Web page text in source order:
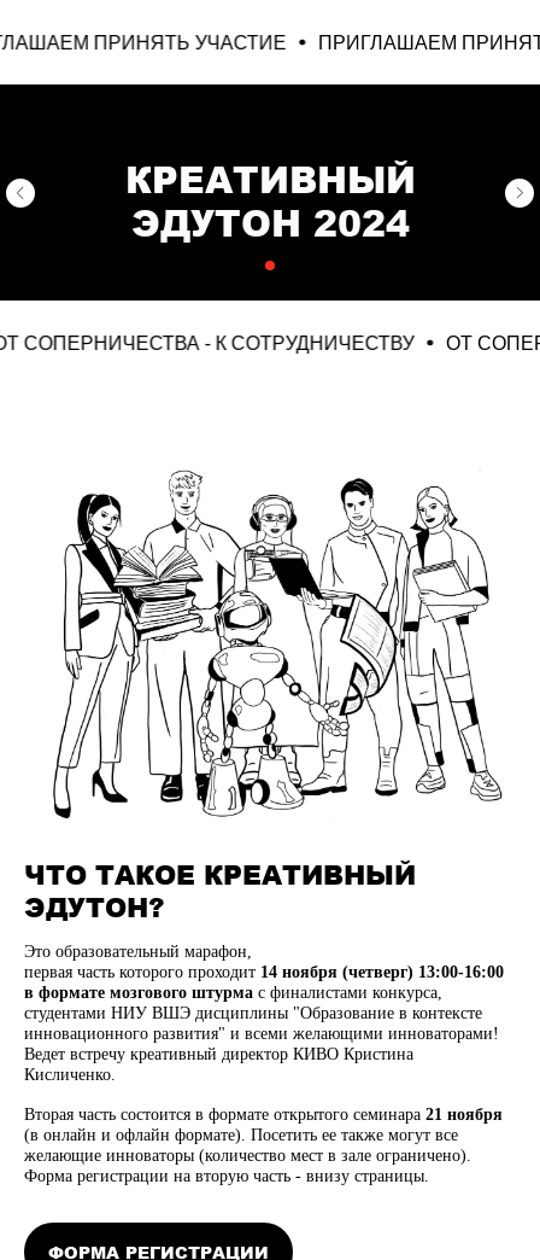
ПРИНЯТЬ УЧАСТИЕ ПРИГЛАШАЕМ ПРИНЯТЬ
КРЕАТИВНЫЙ
ЭДУТОН 2024
- К СОТРУДНИЧЕСТВУ ОТ
ЧТО ТАКОЕ КРЕАТИВНЫЙ
ЭДУТОН?
Это образовательный марафон,
первая часть которого проходит 14 ноября (четверг) 13:00-16:00
в формате мозгового штурма с финалистами конкурса,
студентами НИУ ВШЭ дисциплины "Образование в контексте
инновационного развития" и всеми желающими инноваторами!
Ведет встречу креативный директор КИВО Кристина
Кисличенко.
Вторая часть состоится в формате открытого семинара 21 ноября
(в онлайн и офлайн формате). Посетить ее также могут все
желающие инноваторы (количество мест в зале ограничено).
Форма регистрации на вторую часть - внизу страницы.
ФОРМА РЕГИСТРАЦИИ